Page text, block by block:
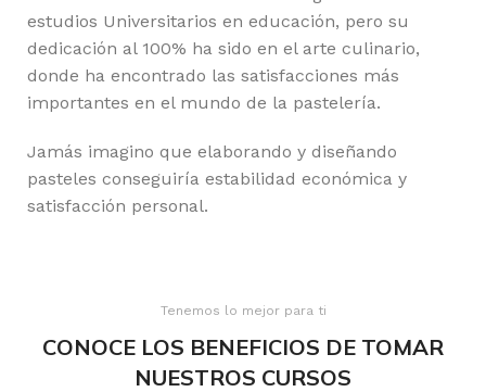
estudios Universitarios en educación, pero su
dedicación al 100% ha sido en el arte culinario,
donde ha encontrado las satisfacciones más
importantes en el mundo de la pastelería.
Jamás imagino que elaborando y diseñando
pasteles conseguiría estabilidad económica y
satisfacción personal.
Tenemos lo mejor para ti
CONOCE LOS BENEFICIOS DE TOMAR
NUESTROS CURSOS